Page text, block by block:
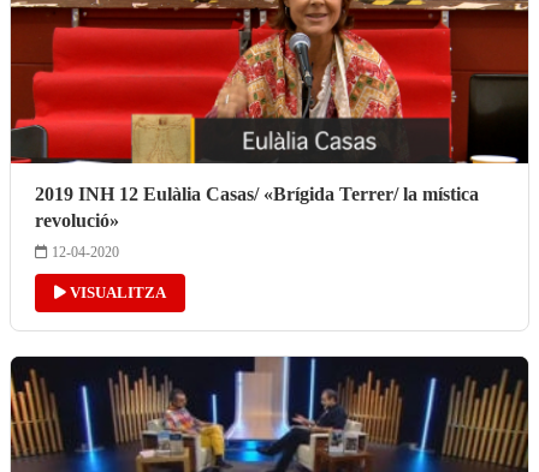
2019 INH 12 Eulàlia Casas/ «Brígida Terrer/ la mística
revolució»
12-04-2020
VISUALITZA